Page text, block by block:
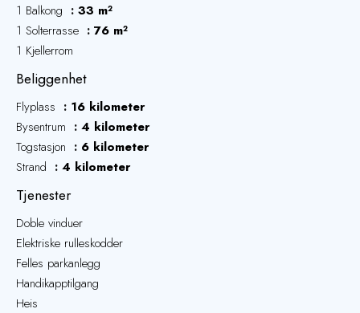
1 Balkong
33 m²
1 Solterrasse
76 m²
1 Kjellerrom
Beliggenhet
Flyplass
16 kilometer
Bysentrum
4 kilometer
Togstasjon
6 kilometer
Strand
4 kilometer
Tjenester
Doble vinduer
Elektriske rulleskodder
Felles parkanlegg
Handikapptilgang
Heis